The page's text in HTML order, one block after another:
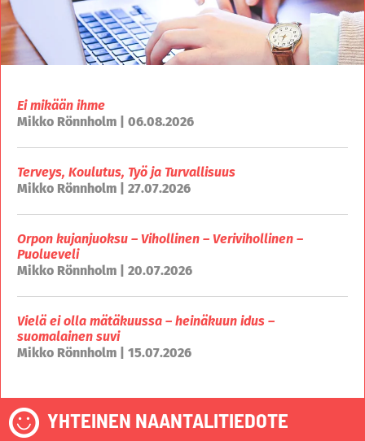
Ei mikään ihme
Mikko Rönnholm | 06.08.2026
Terveys, Koulutus, Työ ja Turvallisuus
Mikko Rönnholm | 27.07.2026
Orpon kujanjuoksu – Vihollinen – Verivihollinen –
Puolueveli
Mikko Rönnholm | 20.07.2026
Vielä ei olla mätäkuussa – heinäkuun idus –
suomalainen suvi
Mikko Rönnholm | 15.07.2026
YHTEINEN NAANTALITIEDOTE